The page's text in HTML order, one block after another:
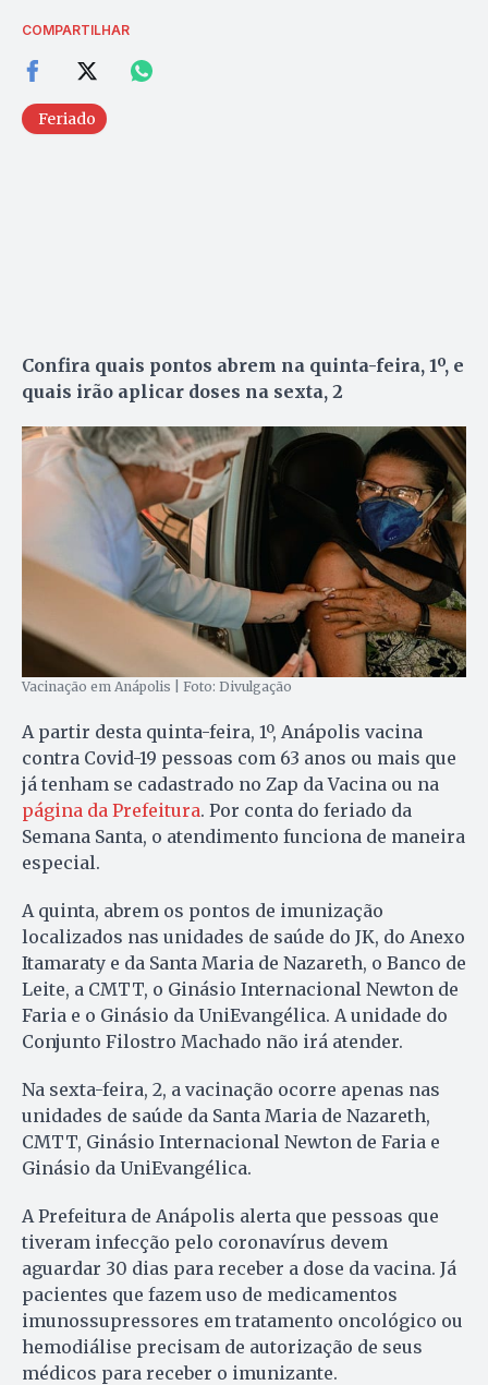
COMPARTILHAR
Feriado
Confira quais pontos abrem na quinta-feira, 1º, e
quais irão aplicar doses na sexta, 2
Vacinação em Anápolis | Foto: Divulgação
A partir desta quinta-feira, 1º, Anápolis vacina
contra Covid-19 pessoas com 63 anos ou mais que
já tenham se cadastrado no Zap da Vacina ou na
página da Prefeitura. Por conta do feriado da
Semana Santa, o atendimento funciona de maneira
especial.
A quinta, abrem os pontos de imunização
localizados nas unidades de saúde do JK, do Anexo
Itamaraty e da Santa Maria de Nazareth, o Banco de
Leite, a CMTT, o Ginásio Internacional Newton de
Faria e o Ginásio da UniEvangélica. A unidade do
Conjunto Filostro Machado não irá atender.
Na sexta-feira, 2, a vacinação ocorre apenas nas
unidades de saúde da Santa Maria de Nazareth,
CMTT, Ginásio Internacional Newton de Faria e
Ginásio da UniEvangélica.
A Prefeitura de Anápolis alerta que pessoas que
tiveram infecção pelo coronavírus devem
aguardar 30 dias para receber a dose da vacina. Já
pacientes que fazem uso de medicamentos
imunossupressores em tratamento oncológico ou
hemodiálise precisam de autorização de seus
médicos para receber o imunizante.